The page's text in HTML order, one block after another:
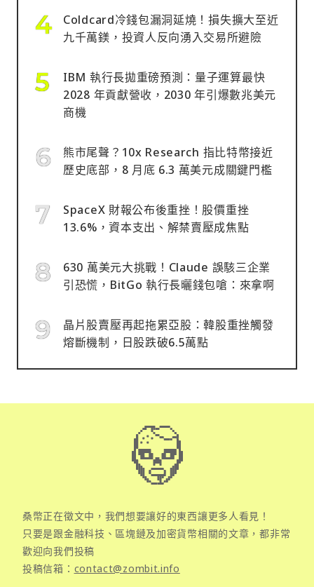
Coldcard冷錢包漏洞延燒！損失擴大至近
九千萬鎂，投資人反向湧入交易所避險
IBM 執行長拋重磅預測：量子運算最快
2028 年貢獻營收，2030 年引爆數兆美元
商機
熊市尾聲？10x Research 指比特幣接近
歷史底部，8 月底 6.3 萬美元成關鍵門檻
SpaceX 財報公布後重挫！股價重挫
13.6%，資本支出、解禁賣壓成焦點
630 萬美元大挑戰！Claude 誤駭三企業
引恐慌，BitGo 執行長曬錢包嗆：來拿啊
晶片股賣壓再起拖累亞股：韓股重挫觸發
熔斷機制，日股跌破6.5萬點
桑幣正在徵文中，我們想要讓好的東西讓更多人看見！
只要是跟金融科技、區塊鏈及加密貨幣相關的文章，都非常
歡迎向我們投稿
投稿信箱： contact@zombit.info